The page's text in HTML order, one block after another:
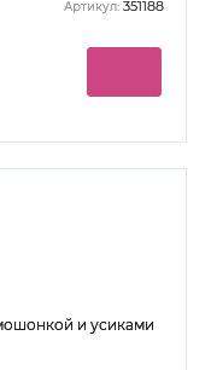
Артикул: 351188